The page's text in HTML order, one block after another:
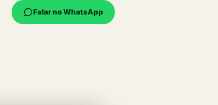
Falar no WhatsApp